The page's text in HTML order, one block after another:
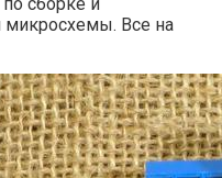
микросхемы. Все на